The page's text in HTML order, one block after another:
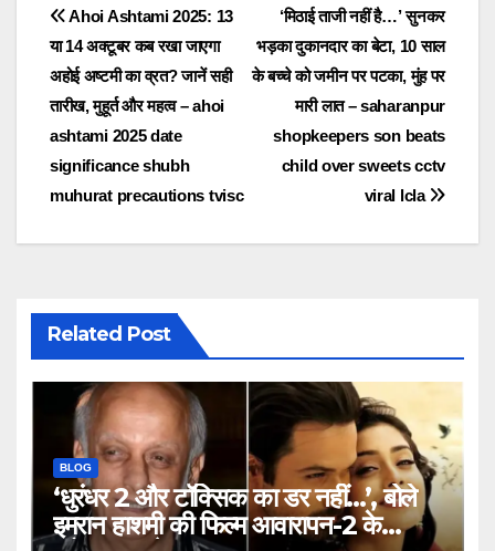
Post
navigation
‘मिठाई ताजी नहीं है…’ सुनकर
भड़का दुकानदार का बेटा, 10 साल
के बच्चे को जमीन पर पटका, मुंह पर
मारी लात – saharanpur
shopkeepers son beats
child over sweets cctv
viral lcla
Ahoi Ashtami 2025: 13
या 14 अक्टूबर कब रखा जाएगा
अहोई अष्टमी का व्रत? जानें सही
तारीख, मुहूर्त और महत्व – ahoi
ashtami 2025 date
significance shubh
muhurat precautions tvisc
Related Post
BLOG
‘धुरंधर 2 और टॉक्सिक का डर नहीं…’, बोले
इमरान हाशमी की फिल्म आवारापन-2 के